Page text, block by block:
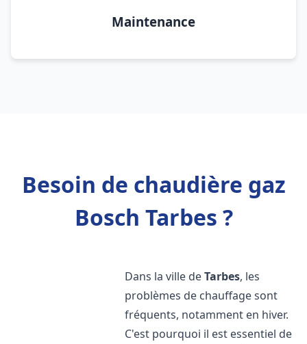
Maintenance
Besoin de chaudière gaz
Bosch Tarbes ?
Dans la ville deTarbes, les
problèmes de chauffage sont
fréquents, notamment en hiver.
C'est pourquoi il est essentiel de